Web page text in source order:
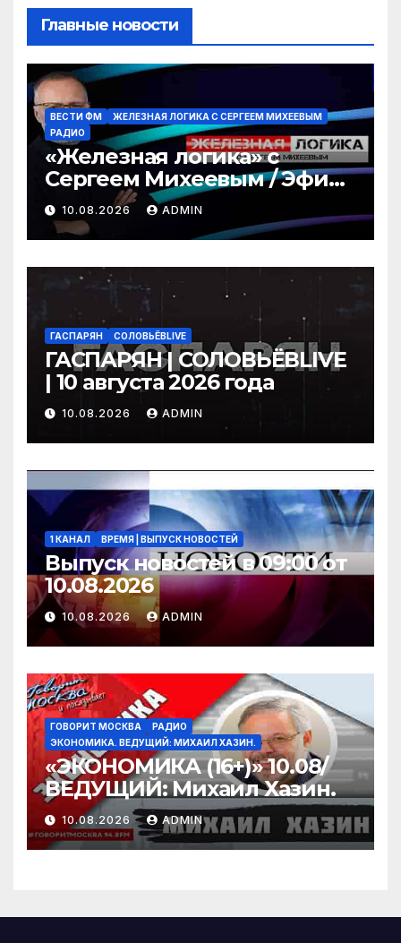
Главные новости
ВЕСТИ ФМ
ЖЕЛЕЗНАЯ ЛОГИКА С СЕРГЕЕМ МИХЕЕВЫМ
РАДИО
«Железная логика» с
Сергеем Михеевым / Эфир
10.08.2026
10.08.2026 ADMIN
ГАСПАРЯН СОЛОВЬЁВLIVE
ГАСПАРЯН | СОЛОВЬЁВLIVE
| 10 августа 2026 года
10.08.2026 ADMIN
1 КАНАЛ ВРЕМЯ | ВЫПУСК НОВОСТЕЙ
Выпуск новостей в 09:00 от
10.08.2026
10.08.2026 ADMIN
ГОВОРИТ МОСКВА
РАДИО
ЭКОНОМИКА. ВЕДУЩИЙ: МИХАИЛ ХАЗИН.
«ЭКОНОМИКА (16+)» 10.08/
ВЕДУЩИЙ: Михаил Хазин.
10.08.2026 ADMIN